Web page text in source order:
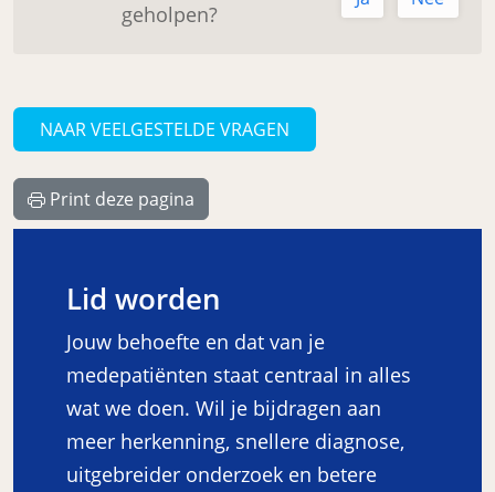
geholpen?
NAAR VEELGESTELDE VRAGEN
Print deze pagina
Lid worden
Jouw behoefte en dat van je
medepatiënten staat centraal in alles
wat we doen. Wil je bijdragen aan
meer herkenning, snellere diagnose,
uitgebreider onderzoek en betere